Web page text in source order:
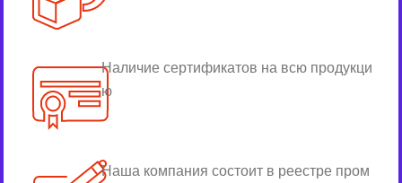
Наличие сертификатов на всю продукци
ю
Наша компания состоит в реестре пром